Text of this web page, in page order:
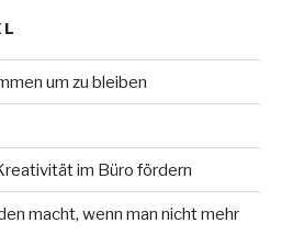
um zu bleiben
im Büro fördern
macht, wenn man nicht mehr